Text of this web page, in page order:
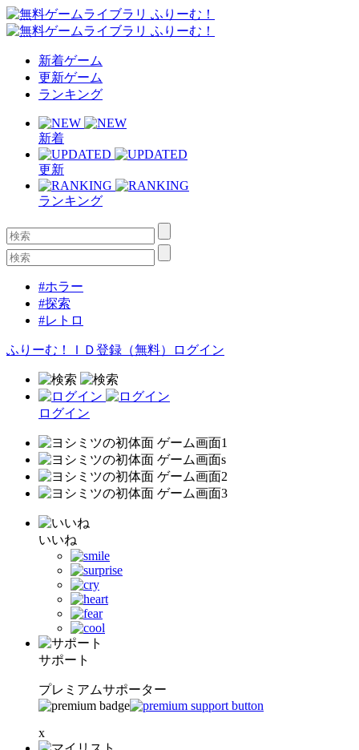
新着ゲーム
更新ゲーム
ランキング
新着
更新
ランキング
#ホラー
#探索
#レトロ
ふりーむ！ＩＤ登録（無料） ログイン
ログイン
いいね
サポート
プレミアムサポーター
x